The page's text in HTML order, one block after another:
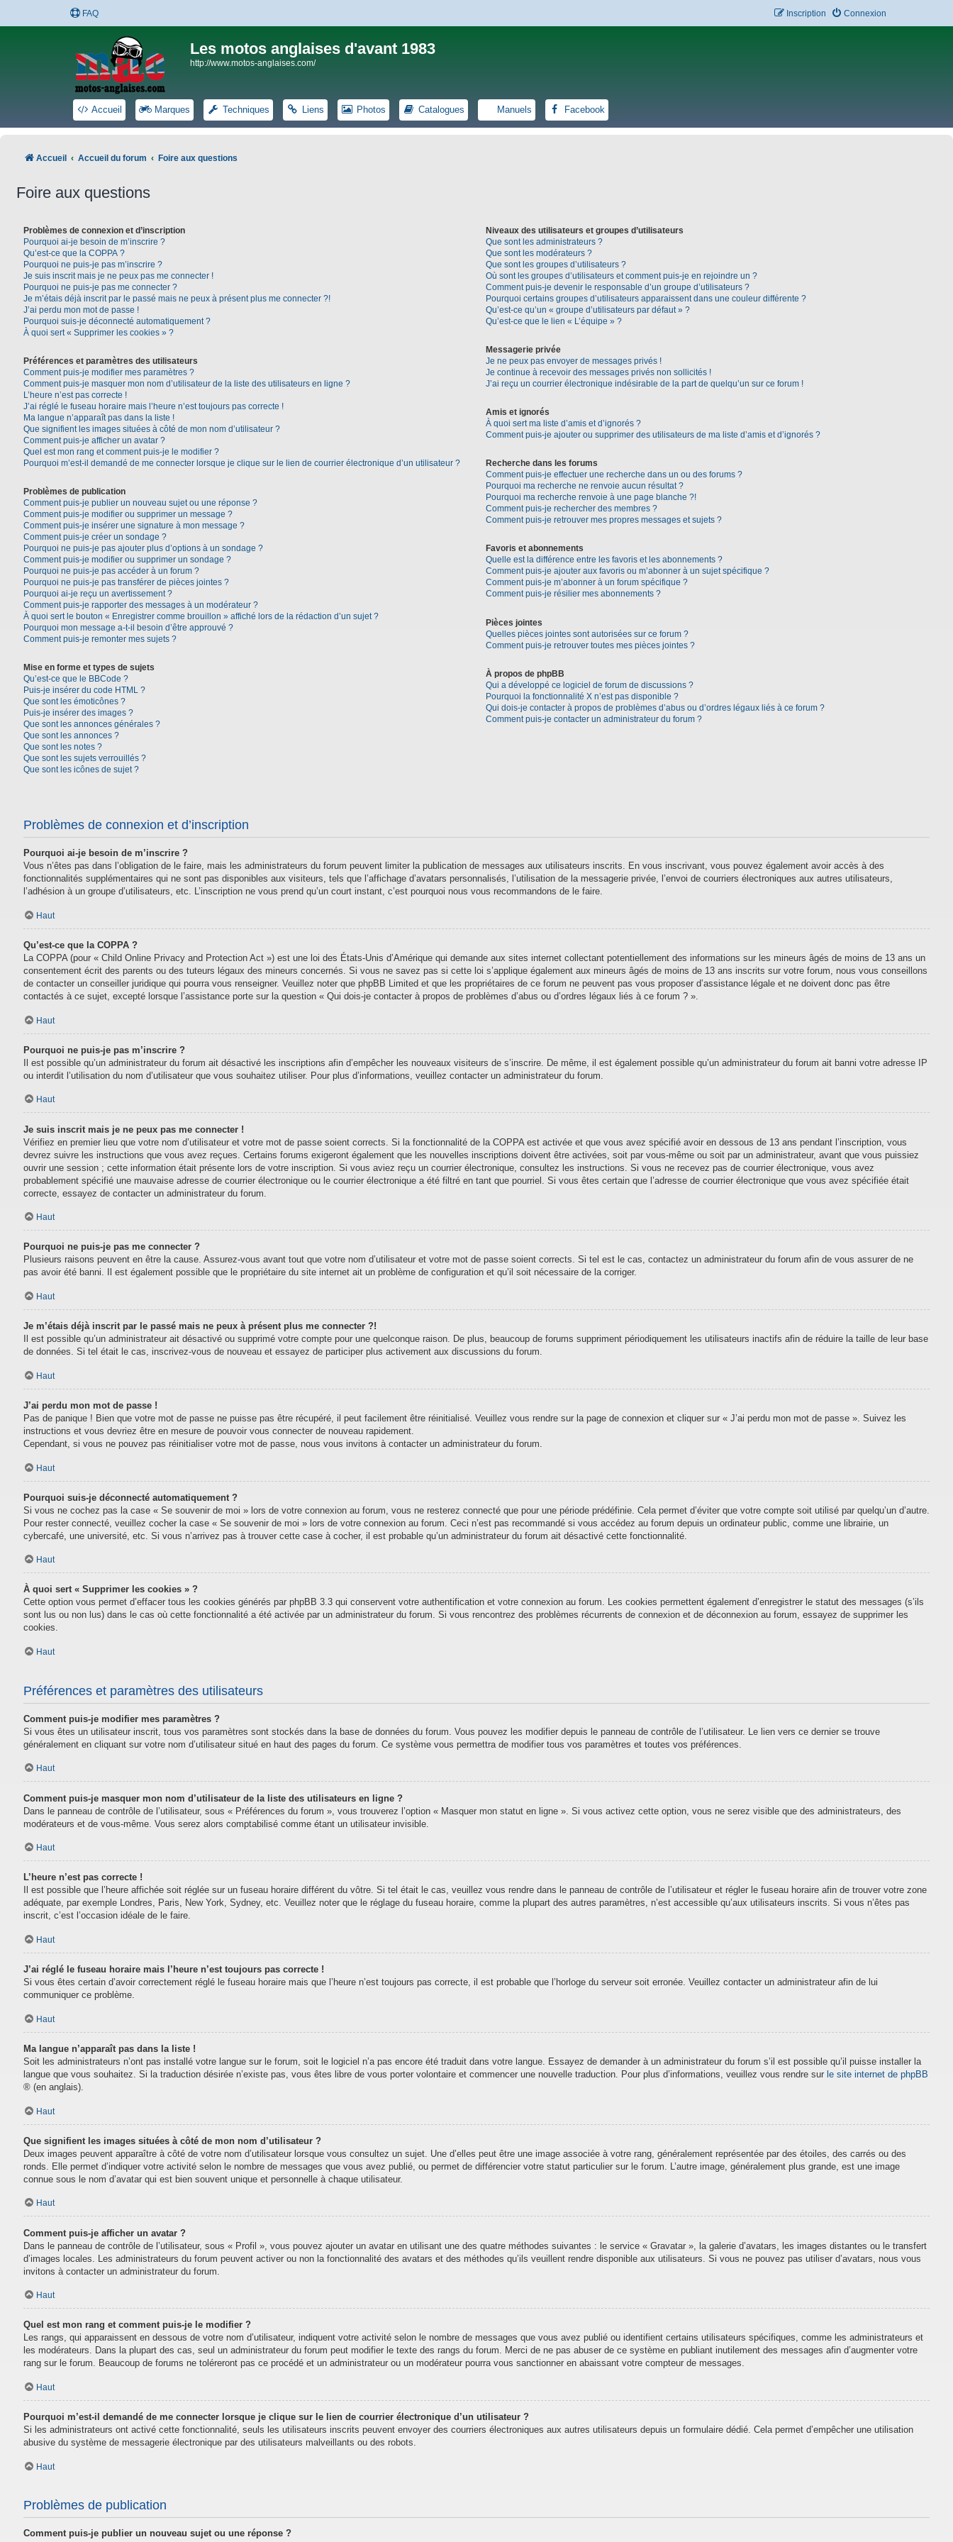
FAQ Connexion
Inscription
Les motos anglaises d'avant 1983
http://www.motos-anglaises.com/
Accueil Marques Techniques Liens Photos Catalogues Manuels Facebook
Accueil Accueil du forum Foire aux questions
Foire aux questions
Problèmes de connexion et d’inscription
Pourquoi ai-je besoin de m’inscrire ?
Qu’est-ce que la COPPA ?
Pourquoi ne puis-je pas m’inscrire ?
Je suis inscrit mais je ne peux pas me connecter !
Pourquoi ne puis-je pas me connecter ?
Je m’étais déjà inscrit par le passé mais ne peux à présent plus me connecter ?!
J’ai perdu mon mot de passe !
Pourquoi suis-je déconnecté automatiquement ?
À quoi sert « Supprimer les cookies » ?
Préférences et paramètres des utilisateurs
Comment puis-je modifier mes paramètres ?
Comment puis-je masquer mon nom d’utilisateur de la liste des utilisateurs en ligne ?
L’heure n’est pas correcte !
J’ai réglé le fuseau horaire mais l’heure n’est toujours pas correcte !
Ma langue n’apparaît pas dans la liste !
Que signifient les images situées à côté de mon nom d’utilisateur ?
Comment puis-je afficher un avatar ?
Quel est mon rang et comment puis-je le modifier ?
Pourquoi m’est-il demandé de me connecter lorsque je clique sur le lien de courrier électronique d’un utilisateur ?
Problèmes de publication
Comment puis-je publier un nouveau sujet ou une réponse ?
Comment puis-je modifier ou supprimer un message ?
Comment puis-je insérer une signature à mon message ?
Comment puis-je créer un sondage ?
Pourquoi ne puis-je pas ajouter plus d’options à un sondage ?
Comment puis-je modifier ou supprimer un sondage ?
Pourquoi ne puis-je pas accéder à un forum ?
Pourquoi ne puis-je pas transférer de pièces jointes ?
Pourquoi ai-je reçu un avertissement ?
Comment puis-je rapporter des messages à un modérateur ?
À quoi sert le bouton « Enregistrer comme brouillon » affiché lors de la rédaction d’un sujet ?
Pourquoi mon message a-t-il besoin d’être approuvé ?
Comment puis-je remonter mes sujets ?
Mise en forme et types de sujets
Qu’est-ce que le BBCode ?
Puis-je insérer du code HTML ?
Que sont les émoticônes ?
Puis-je insérer des images ?
Que sont les annonces générales ?
Que sont les annonces ?
Que sont les notes ?
Que sont les sujets verrouillés ?
Que sont les icônes de sujet ?
Niveaux des utilisateurs et groupes d’utilisateurs
Que sont les administrateurs ?
Que sont les modérateurs ?
Que sont les groupes d’utilisateurs ?
Où sont les groupes d’utilisateurs et comment puis-je en rejoindre un ?
Comment puis-je devenir le responsable d’un groupe d’utilisateurs ?
Pourquoi certains groupes d’utilisateurs apparaissent dans une couleur différente ?
Qu’est-ce qu’un « groupe d’utilisateurs par défaut » ?
Qu’est-ce que le lien « L’équipe » ?
Messagerie privée
Je ne peux pas envoyer de messages privés !
Je continue à recevoir des messages privés non sollicités !
J’ai reçu un courrier électronique indésirable de la part de quelqu’un sur ce forum !
Amis et ignorés
À quoi sert ma liste d’amis et d’ignorés ?
Comment puis-je ajouter ou supprimer des utilisateurs de ma liste d’amis et d’ignorés ?
Recherche dans les forums
Comment puis-je effectuer une recherche dans un ou des forums ?
Pourquoi ma recherche ne renvoie aucun résultat ?
Pourquoi ma recherche renvoie à une page blanche ?!
Comment puis-je rechercher des membres ?
Comment puis-je retrouver mes propres messages et sujets ?
Favoris et abonnements
Quelle est la différence entre les favoris et les abonnements ?
Comment puis-je ajouter aux favoris ou m’abonner à un sujet spécifique ?
Comment puis-je m’abonner à un forum spécifique ?
Comment puis-je résilier mes abonnements ?
Pièces jointes
Quelles pièces jointes sont autorisées sur ce forum ?
Comment puis-je retrouver toutes mes pièces jointes ?
À propos de phpBB
Qui a développé ce logiciel de forum de discussions ?
Pourquoi la fonctionnalité X n’est pas disponible ?
Qui dois-je contacter à propos de problèmes d’abus ou d’ordres légaux liés à ce forum ?
Comment puis-je contacter un administrateur du forum ?
Problèmes de connexion et d’inscription
Pourquoi ai-je besoin de m’inscrire ?
Vous n’êtes pas dans l’obligation de le faire, mais les administrateurs du forum peuvent limiter la publication de messages aux utilisateurs inscrits. En vous inscrivant, vous pouvez également avoir accès à des
fonctionnalités supplémentaires qui ne sont pas disponibles aux visiteurs, tels que l’affichage d’avatars personnalisés, l’utilisation de la messagerie privée, l’envoi de courriers électroniques aux autres utilisateurs,
l’adhésion à un groupe d’utilisateurs, etc. L’inscription ne vous prend qu’un court instant, c’est pourquoi nous vous recommandons de le faire.
Haut
Qu’est-ce que la COPPA ?
La COPPA (pour « Child Online Privacy and Protection Act ») est une loi des États-Unis d’Amérique qui demande aux sites internet collectant potentiellement des informations sur les mineurs âgés de moins de 13 ans un
consentement écrit des parents ou des tuteurs légaux des mineurs concernés. Si vous ne savez pas si cette loi s’applique également aux mineurs âgés de moins de 13 ans inscrits sur votre forum, nous vous conseillons
de contacter un conseiller juridique qui pourra vous renseigner. Veuillez noter que phpBB Limited et que les propriétaires de ce forum ne peuvent pas vous proposer d’assistance légale et ne doivent donc pas être
contactés à ce sujet, excepté lorsque l’assistance porte sur la question « Qui dois-je contacter à propos de problèmes d’abus ou d’ordres légaux liés à ce forum ? ».
Haut
Pourquoi ne puis-je pas m’inscrire ?
Il est possible qu’un administrateur du forum ait désactivé les inscriptions afin d’empêcher les nouveaux visiteurs de s’inscrire. De même, il est également possible qu’un administrateur du forum ait banni votre adresse IP
ou interdit l’utilisation du nom d’utilisateur que vous souhaitez utiliser. Pour plus d’informations, veuillez contacter un administrateur du forum.
Haut
Je suis inscrit mais je ne peux pas me connecter !
Vérifiez en premier lieu que votre nom d’utilisateur et votre mot de passe soient corrects. Si la fonctionnalité de la COPPA est activée et que vous avez spécifié avoir en dessous de 13 ans pendant l’inscription, vous
devrez suivre les instructions que vous avez reçues. Certains forums exigeront également que les nouvelles inscriptions doivent être activées, soit par vous-même ou soit par un administrateur, avant que vous puissiez
ouvrir une session ; cette information était présente lors de votre inscription. Si vous aviez reçu un courrier électronique, consultez les instructions. Si vous ne recevez pas de courrier électronique, vous avez
probablement spécifié une mauvaise adresse de courrier électronique ou le courrier électronique a été filtré en tant que pourriel. Si vous êtes certain que l’adresse de courrier électronique que vous avez spécifiée était
correcte, essayez de contacter un administrateur du forum.
Haut
Pourquoi ne puis-je pas me connecter ?
Plusieurs raisons peuvent en être la cause. Assurez-vous avant tout que votre nom d’utilisateur et votre mot de passe soient corrects. Si tel est le cas, contactez un administrateur du forum afin de vous assurer de ne
pas avoir été banni. Il est également possible que le propriétaire du site internet ait un problème de configuration et qu’il soit nécessaire de la corriger.
Haut
Je m’étais déjà inscrit par le passé mais ne peux à présent plus me connecter ?!
Il est possible qu’un administrateur ait désactivé ou supprimé votre compte pour une quelconque raison. De plus, beaucoup de forums suppriment périodiquement les utilisateurs inactifs afin de réduire la taille de leur base
de données. Si tel était le cas, inscrivez-vous de nouveau et essayez de participer plus activement aux discussions du forum.
Haut
J’ai perdu mon mot de passe !
Pas de panique ! Bien que votre mot de passe ne puisse pas être récupéré, il peut facilement être réinitialisé. Veuillez vous rendre sur la page de connexion et cliquer sur « J’ai perdu mon mot de passe ». Suivez les
instructions et vous devriez être en mesure de pouvoir vous connecter de nouveau rapidement.
Cependant, si vous ne pouvez pas réinitialiser votre mot de passe, nous vous invitons à contacter un administrateur du forum.
Haut
Pourquoi suis-je déconnecté automatiquement ?
Si vous ne cochez pas la case « Se souvenir de moi » lors de votre connexion au forum, vous ne resterez connecté que pour une période prédéfinie. Cela permet d’éviter que votre compte soit utilisé par quelqu’un d’autre.
Pour rester connecté, veuillez cocher la case « Se souvenir de moi » lors de votre connexion au forum. Ceci n’est pas recommandé si vous accédez au forum depuis un ordinateur public, comme une librairie, un
cybercafé, une université, etc. Si vous n’arrivez pas à trouver cette case à cocher, il est probable qu’un administrateur du forum ait désactivé cette fonctionnalité.
Haut
À quoi sert « Supprimer les cookies » ?
Cette option vous permet d’effacer tous les cookies générés par phpBB 3.3 qui conservent votre authentification et votre connexion au forum. Les cookies permettent également d’enregistrer le statut des messages (s’ils
sont lus ou non lus) dans le cas où cette fonctionnalité a été activée par un administrateur du forum. Si vous rencontrez des problèmes récurrents de connexion et de déconnexion au forum, essayez de supprimer les
cookies.
Haut
Préférences et paramètres des utilisateurs
Comment puis-je modifier mes paramètres ?
Si vous êtes un utilisateur inscrit, tous vos paramètres sont stockés dans la base de données du forum. Vous pouvez les modifier depuis le panneau de contrôle de l’utilisateur. Le lien vers ce dernier se trouve
généralement en cliquant sur votre nom d’utilisateur situé en haut des pages du forum. Ce système vous permettra de modifier tous vos paramètres et toutes vos préférences.
Haut
Comment puis-je masquer mon nom d’utilisateur de la liste des utilisateurs en ligne ?
Dans le panneau de contrôle de l’utilisateur, sous « Préférences du forum », vous trouverez l’option « Masquer mon statut en ligne ». Si vous activez cette option, vous ne serez visible que des administrateurs, des
modérateurs et de vous-même. Vous serez alors comptabilisé comme étant un utilisateur invisible.
Haut
L’heure n’est pas correcte !
Il est possible que l’heure affichée soit réglée sur un fuseau horaire différent du vôtre. Si tel était le cas, veuillez vous rendre dans le panneau de contrôle de l’utilisateur et régler le fuseau horaire afin de trouver votre zone
adéquate, par exemple Londres, Paris, New York, Sydney, etc. Veuillez noter que le réglage du fuseau horaire, comme la plupart des autres paramètres, n’est accessible qu’aux utilisateurs inscrits. Si vous n’êtes pas
inscrit, c’est l’occasion idéale de le faire.
Haut
J’ai réglé le fuseau horaire mais l’heure n’est toujours pas correcte !
Si vous êtes certain d’avoir correctement réglé le fuseau horaire mais que l’heure n’est toujours pas correcte, il est probable que l’horloge du serveur soit erronée. Veuillez contacter un administrateur afin de lui
communiquer ce problème.
Haut
Ma langue n’apparaît pas dans la liste !
Soit les administrateurs n’ont pas installé votre langue sur le forum, soit le logiciel n’a pas encore été traduit dans votre langue. Essayez de demander à un administrateur du forum s’il est possible qu’il puisse installer la
langue que vous souhaitez. Si la traduction désirée n’existe pas, vous êtes libre de vous porter volontaire et commencer une nouvelle traduction. Pour plus d’informations, veuillez vous rendre sur le site internet de phpBB
® (en anglais).
Haut
Que signifient les images situées à côté de mon nom d’utilisateur ?
Deux images peuvent apparaître à côté de votre nom d’utilisateur lorsque vous consultez un sujet. Une d’elles peut être une image associée à votre rang, généralement représentée par des étoiles, des carrés ou des
ronds. Elle permet d’indiquer votre activité selon le nombre de messages que vous avez publié, ou permet de différencier votre statut particulier sur le forum. L’autre image, généralement plus grande, est une image
connue sous le nom d’avatar qui est bien souvent unique et personnelle à chaque utilisateur.
Haut
Comment puis-je afficher un avatar ?
Dans le panneau de contrôle de l’utilisateur, sous « Profil », vous pouvez ajouter un avatar en utilisant une des quatre méthodes suivantes : le service « Gravatar », la galerie d’avatars, les images distantes ou le transfert
d’images locales. Les administrateurs du forum peuvent activer ou non la fonctionnalité des avatars et des méthodes qu’ils veuillent rendre disponible aux utilisateurs. Si vous ne pouvez pas utiliser d’avatars, nous vous
invitons à contacter un administrateur du forum.
Haut
Quel est mon rang et comment puis-je le modifier ?
Les rangs, qui apparaissent en dessous de votre nom d’utilisateur, indiquent votre activité selon le nombre de messages que vous avez publié ou identifient certains utilisateurs spécifiques, comme les administrateurs et
les modérateurs. Dans la plupart des cas, seul un administrateur du forum peut modifier le texte des rangs du forum. Merci de ne pas abuser de ce système en publiant inutilement des messages afin d’augmenter votre
rang sur le forum. Beaucoup de forums ne toléreront pas ce procédé et un administrateur ou un modérateur pourra vous sanctionner en abaissant votre compteur de messages.
Haut
Pourquoi m’est-il demandé de me connecter lorsque je clique sur le lien de courrier électronique d’un utilisateur ?
Si les administrateurs ont activé cette fonctionnalité, seuls les utilisateurs inscrits peuvent envoyer des courriers électroniques aux autres utilisateurs depuis un formulaire dédié. Cela permet d’empêcher une utilisation
abusive du système de messagerie électronique par des utilisateurs malveillants ou des robots.
Haut
Problèmes de publication
Comment puis-je publier un nouveau sujet ou une réponse ?